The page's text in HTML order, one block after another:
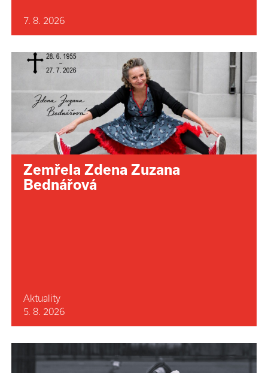
7. 8. 2026
Zemřela Zdena Zuzana
Bednářová
Aktuality
5. 8. 2026